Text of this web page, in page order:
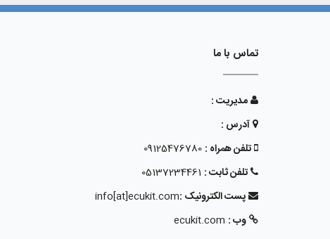
تماس با ما
مدیریت :
آدرس :
تلفن همراه : 09125476780
تلفن ثابت : 05137234461
پست الکترونیک :info[at]ecukit.com
وب : ecukit.com